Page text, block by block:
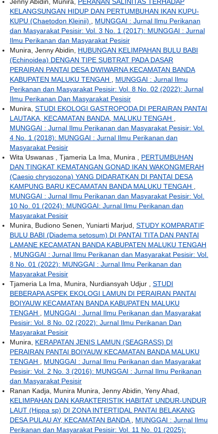
KELANGSUNGAN HIDUP DAN PERTUMBUHAN IKAN KUPU-
KUPU (Chaetodon Kleinii)
MUNGGAI : Jurnal Ilmu Perikanan
dan Masyarakat Pesisir: Vol. 3 No. 1 (2017): MUNGGAI : Jurnal
Ilmu Perikanan dan Masyarakat Pesisir
Munira, Jenny Abidin, HUBUNGAN KELIMPAHAN BULU BABI
(Echinoidea) DENGAN TIPE SUBTRAT PADA DASAR
PERAIRAN PANTAI DESA DWIWARNA KECAMATAN BANDA
KABUPATEN MALUKU TENGAH
MUNGGAI : Jurnal Ilmu
Perikanan dan Masyarakat Pesisir: Vol. 8 No. 02 (2022): Jurnal
Ilmu Perikanan Dan Masyarakat Pesisir
Munira, STUDI EKOLOGI GASTROPODA DI PERAIRAN PANTAI
LAUTAKA, KECAMATAN BANDA, MALUKU TENGAH
MUNGGAI : Jurnal Ilmu Perikanan dan Masyarakat Pesisir: Vol.
4 No. 1 (2018): MUNGGAI : Jurnal Ilmu Perikanan dan
Masyarakat Pesisir
Wita Uswanas , Tjameria La Ima, Munira , PERTUMBUHAN
DAN TINGKAT KEMATANGAN GONAD IKAN WAKONGMERAH
(Caesio chrysozona) YANG DIDARATKAN DI PANTAI DESA
KAMPUNG BARU KECAMATAN BANDA MALUKU TENGAH
MUNGGAI : Jurnal Ilmu Perikanan dan Masyarakat Pesisir: Vol.
10 No. 01 (2024): MUNGGAI: Jurnal Ilmu Perikanan dan
Masyarakat Pesisir
Munira, Budiono Senen, Yuniarti Marjud, STUDY KOMPARATIF
BULU BABI (Diadema setosum) DI PANTAI TITA DAN PANTAI
LAMANE KECAMATAN BANDA KABUPATEN MALUKU TENGAH
MUNGGAI : Jurnal Ilmu Perikanan dan Masyarakat Pesisir: Vol.
8 No. 01 (2022): MUNGGAI : Jurnal Ilmu Perikanan dan
Masyarakat Pesisir
Tjameria La Ima, Munira, Nurdiansyah Udjur , STUDI
BEBERAPA ASPEK EKOLOGI LAMUN DI PERAIRAN PANTAI
BOIYAUW KECAMATAN BANDA KABUPATEN MALUKU
TENGAH
MUNGGAI : Jurnal Ilmu Perikanan dan Masyarakat
Pesisir: Vol. 8 No. 02 (2022): Jurnal Ilmu Perikanan Dan
Masyarakat Pesisir
Munira, KERAPATAN JENIS LAMUN (SEAGRASS) DI
PERAIRAN PANTAI BOIYAUW KECAMATAN BANDA MALUKU
TENGAH
MUNGGAI : Jurnal Ilmu Perikanan dan Masyarakat
Pesisir: Vol. 2 No. 3 (2016): MUNGGAI : Jurnal Ilmu Perikanan
dan Masyarakat Pesisir
Ranan Kadja, Munira Munira, Jenny Abidin, Yeny Ahad,
KELIMPAHAN DAN KARAKTERISTIK HABITAT UNDUR-UNDUR
LAUT (Hippa sp) DI ZONA INTERTIDAL PANTAI BELAKANG
DESA PULAU AY, KECAMATAN BANDA
MUNGGAI : Jurnal Ilmu
Perikanan dan Masyarakat Pesisir: Vol. 11 No. 01 (2025):